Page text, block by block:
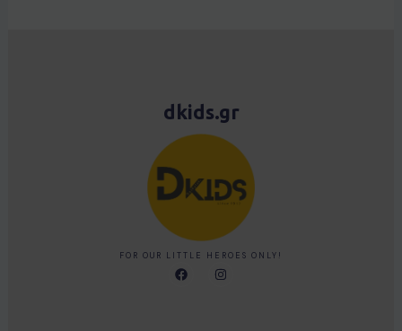
dkids.gr
FOR OUR LITTLE HEROES ONLY!
F
a
I
n